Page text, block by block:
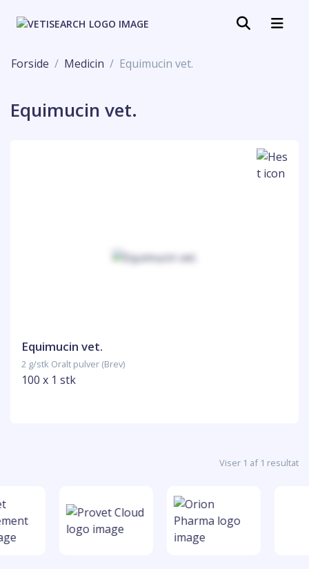
Forside Medicin Equimucin vet.
Equimucin vet.
Equimucin vet.
2 g/stk Oralt pulver (Brev)
100 x 1 stk
Viser 1 af 1 resultat